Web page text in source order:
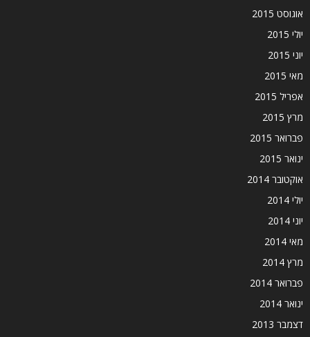
אוגוסט 2015
יולי 2015
יוני 2015
מאי 2015
אפריל 2015
מרץ 2015
פברואר 2015
ינואר 2015
אוקטובר 2014
יולי 2014
יוני 2014
מאי 2014
מרץ 2014
פברואר 2014
ינואר 2014
דצמבר 2013